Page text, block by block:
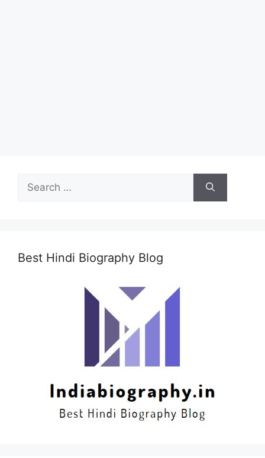
for:
Best Hindi Biography Blog